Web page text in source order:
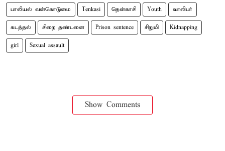
பாலியல் வன்கொடுமை Tenkasi தென்காசி Youth வாலிபர்
கடத்தல் சிறை தண்டனை Prison sentence சிறுமி Kidnapping
girl Sexual assault
Show Comments